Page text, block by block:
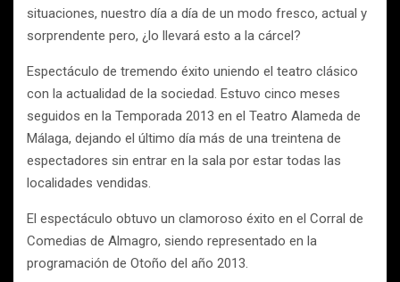
situaciones, nuestro día a día de un modo fresco, actual y
sorprendente pero, ¿lo llevará esto a la cárcel?
Espectáculo de tremendo éxito uniendo el teatro clásico
con la actualidad de la sociedad. Estuvo cinco meses
seguidos en la Temporada 2013 en el Teatro Alameda de
Málaga, dejando el último día más de una treintena de
espectadores sin entrar en la sala por estar todas las
localidades vendidas.
El espectáculo obtuvo un clamoroso éxito en el Corral de
Comedias de Almagro, siendo representado en la
programación de Otoño del año 2013.